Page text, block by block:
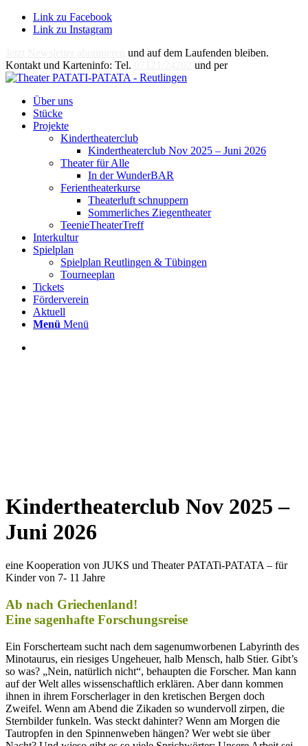
Link zu Facebook
Link zu Instagram
und auf dem Laufenden bleiben.
Kontakt und Karteninfo: Tel.
und per
Über uns
Stücke
Projekte
Kindertheaterclub
Kindertheaterclub Nov 2025 – Juni 2026
Theater für Alle
In der WunderBAR
Ferientheaterkurse
Theaterluft schnuppern
Sommerliches Ziegentheater
TeenieTheaterTreff
Interkultur
Spielplan
Spielplan Reutlingen & Tübingen
Tourneeplan
Tickets
Förderverein
Aktuell
Menü Menü
Kindertheaterclub Nov 2025 –
Juni 2026
eine Kooperation von JUKS und Theater PATATi-PATATA – für
Kinder von 7- 11 Jahre
Ab nach Griechenland!
Eine sagenhafte Forschungsreise
Ein Forscherteam sucht nach dem sagenumworbenen Labyrinth des
Minotaurus, ein riesiges Ungeheuer, halb Mensch, halb Stier. Gibt’s
so was? „Nein, natürlich nicht“, behaupten die Forscher. Man kann
auf der Welt alles wissenschaftlich erklären. Aber dann kommen
ihnen in ihrem Forscherlager in den kretischen Bergen doch
Zweifel. Wenn am Abend die Zikaden so wundervoll zirpen, die
Sternbilder funkeln. Was steckt dahinter? Wenn am Morgen die
Tautropfen in den Spinnenweben hängen? Wer webt sie über